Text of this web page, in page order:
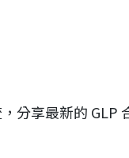
分享最新的 GLP